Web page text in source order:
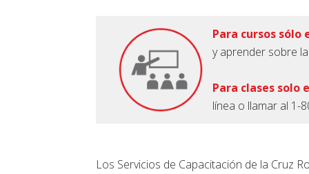
Para cursos sólo
y aprender sobre
Para clases solo
línea o llamar al 1-
Los Servicios de Capacitación de la Cruz